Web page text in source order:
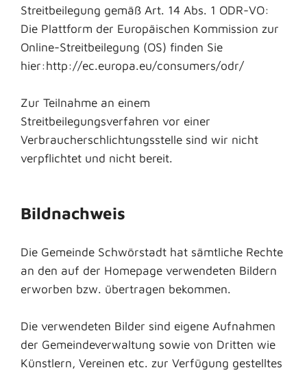
Streitbeilegung gemäß Art. 14 Abs. 1 ODR-VO:
Die Plattform der Europäischen Kommission zur
Online-Streitbeilegung (OS) finden Sie
hier:http://ec.europa.eu/consumers/odr/
Zur Teilnahme an einem
Streitbeilegungsverfahren vor einer
Verbraucherschlichtungsstelle sind wir nicht
verpflichtet und nicht bereit.
Bildnachweis
Die Gemeinde Schwörstadt hat sämtliche Rechte
an den auf der Homepage verwendeten Bildern
erworben bzw. übertragen bekommen.
Die verwendeten Bilder sind eigene Aufnahmen
der Gemeindeverwaltung sowie von Dritten wie
Künstlern, Vereinen etc. zur Verfügung gestelltes